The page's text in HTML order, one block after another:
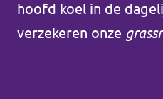
Volt Utrecht (Stad)
hoofd koel in de
verzekeren onze